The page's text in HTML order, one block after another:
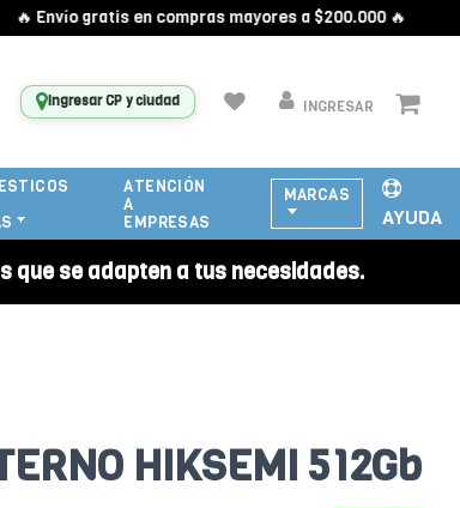
gratis en compras mayores a $200.000 🔥
Ingresar CP y ciudad INGRESAR
ATENCIÓN
A
EMPRESAS
MARCAS
AYUDA
que se adapten a tus necesidades.
HIKSEMI 512Gb